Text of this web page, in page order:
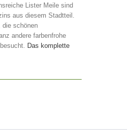
Lister Meile sind
aus diesem Stadtteil.
die schönen
andere farbenfrohe
Das komplette